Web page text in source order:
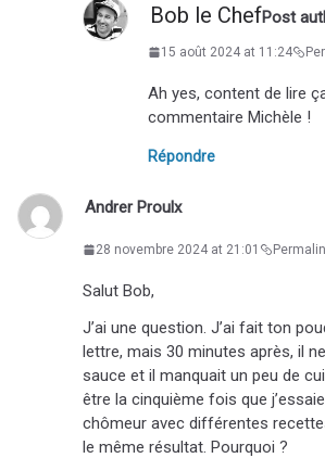
Bob le ChefPost
15 août 2024 at 11:24
Ah yes, content de lire
commentaire Michèle !
Répondre
Andrer Proulx
28 novembre 2024 at 21:01
Salut Bob,
J’ai une question. J’ai fait ton
lettre, mais 30 minutes après, il
sauce et il manquait un peu de
être la cinquième fois que
chômeur avec différentes
le même résultat. Pourquoi ?